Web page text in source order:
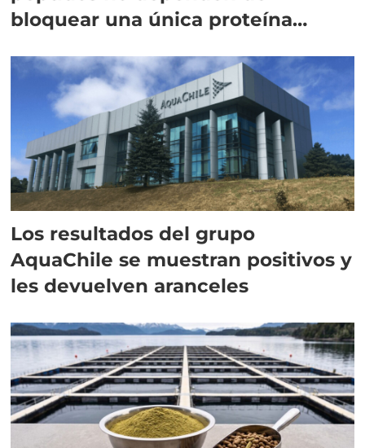
bloquear una única proteína
Los resultados del grupo
AquaChile se muestran positivos y
les devuelven aranceles